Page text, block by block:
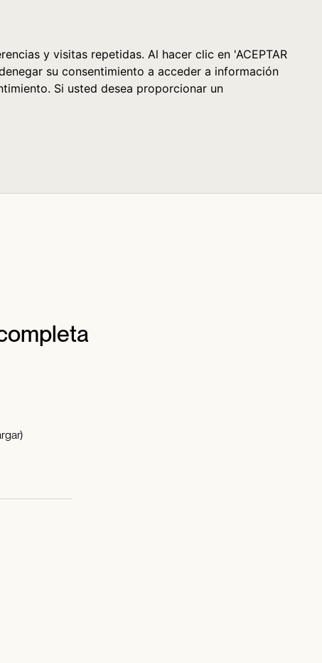
y visitas repetidas. Al hacer clic en 'ACEPTAR
su consentimiento a acceder a información
Si usted desea proporcionar un